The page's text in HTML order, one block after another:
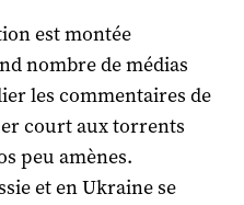
est montée
nombre de médias
les commentaires de
court aux torrents
peu amènes.
et en Ukraine se